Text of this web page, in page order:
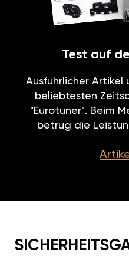
Test auf
Ausführlicher
beliebtesten
"Eurotuner". Beim
betrug die